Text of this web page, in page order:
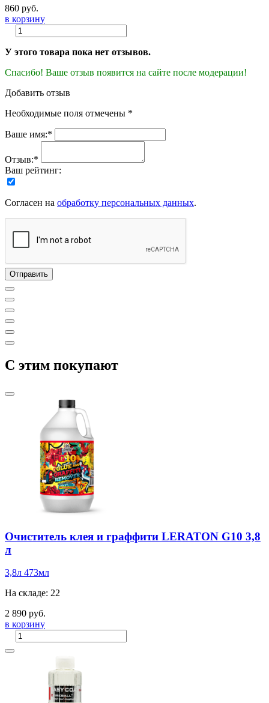
860 руб.
в корзину
У этого товара пока нет отзывов.
Спасибо! Ваше отзыв появится на сайте после модерации!
Добавить отзыв
Необходимые поля отмечены *
Ваше имя:*
Отзыв:*
Ваш рейтинг:
Согласен на обработку персональных данных.
C этим покупают
Очиститель клея и граффити LERATON G10 3,8
л
3,8л 473мл
На складе: 22
2 890 руб.
в корзину